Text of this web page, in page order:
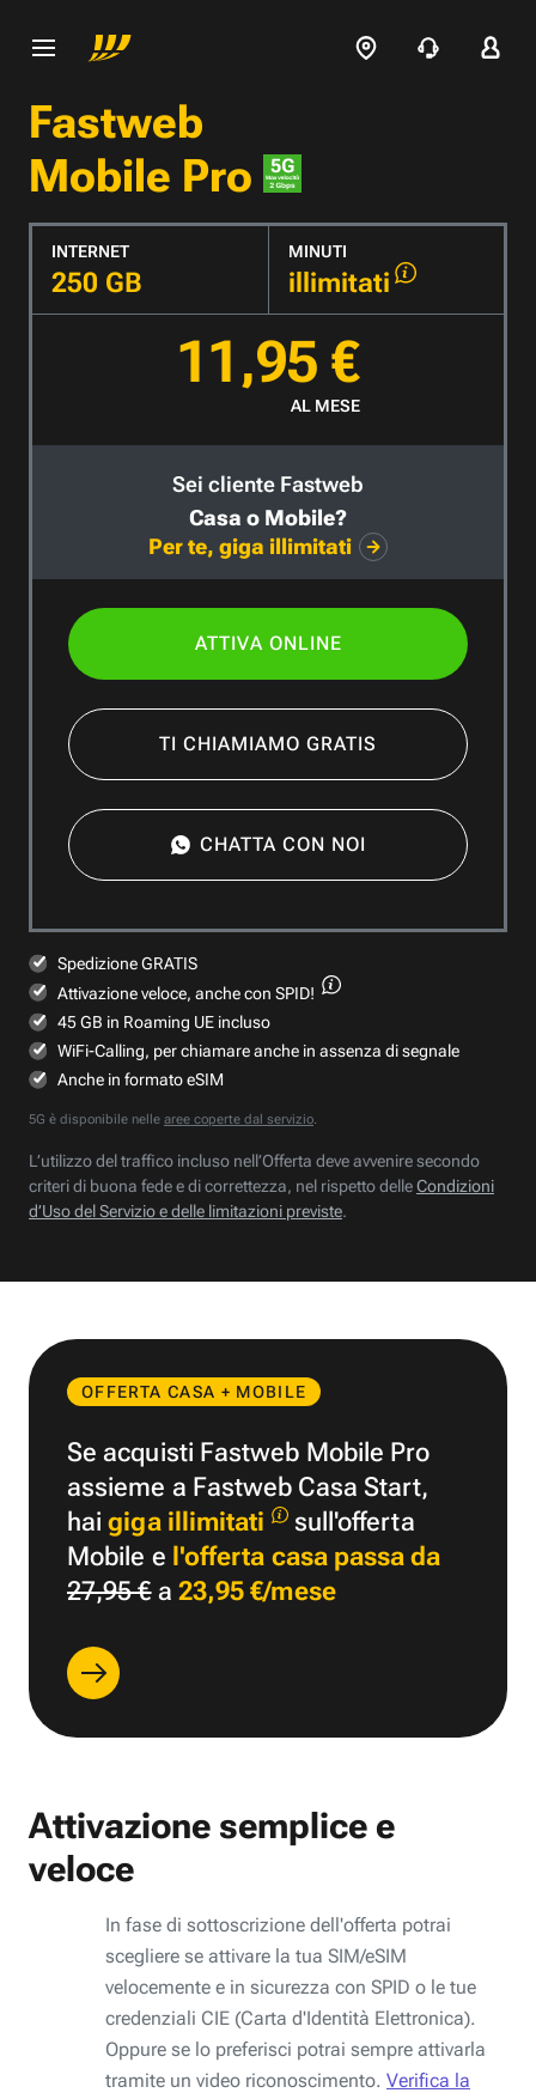
Fastweb
Mobile Pro
INTERNET
250 GB
MINUTI
illimitati
11,95 €
AL MESE
Sei cliente Fastweb
Casa o Mobile?
Per te, giga illimitati
ATTIVA ONLINE
TI CHIAMIAMO GRATIS
CHATTA CON NOI
Spedizione GRATIS
Attivazione veloce, anche con SPID!
45 GB in Roaming UE incluso
WiFi-Calling, per chiamare anche in assenza di segnale
Anche in formato eSIM
5G è disponibile nelle aree coperte dal servizio.
L’utilizzo del traffico incluso nell’Offerta deve avvenire secondo
criteri di buona fede e di correttezza, nel rispetto delleCondizioni
d’Uso del Servizio e delle limitazioni previste.
OFFERTA CASA + MOBILE
Se acquisti Fastweb Mobile Pro
assieme a Fastweb Casa Start,
haigiga illimitati
sull'offerta
Mobile e l'offerta casa passa da
27,95 €a 23,95 €/mese
Attivazione semplice e
veloce
In fase di sottoscrizione dell'offerta potrai
scegliere se attivare la tua SIM/eSIM
velocemente e in sicurezza con SPID o le tue
credenziali CIE (Carta d'Identità Elettronica).
Oppure se lo preferisci potrai sempre attivarla
tramite un video riconoscimento. Verifica la